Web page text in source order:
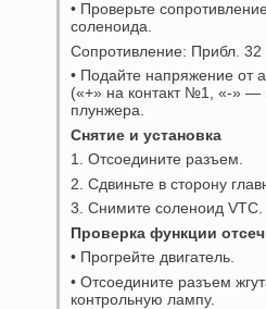
• Проверьте
соленоида.
Сопротивление: Прибл.
• Подайте напряжение от
(«+» на контакт №1, «-» —
плунжера.
Снятие и установка
1. Отсоедините разъем.
2. Сдвиньте в сторону
3. Снимите соленоид VTC.
Проверка функции
• Прогрейте двигатель.
• Отсоедините разъем
контрольную лампу.